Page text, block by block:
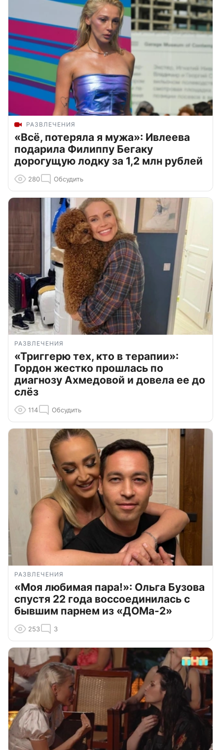
РАЗВЛЕЧЕНИЯ
«Всё, потеряла я мужа»: Ивлеева
подарила Филиппу Бегаку
дорогущую лодку за 1,2 млн рублей
280 Обсудить
РАЗВЛЕЧЕНИЯ
«Триггерю тех, кто в терапии»:
Гордон жестко прошлась по
диагнозу Ахмедовой и довела ее до
слёз
114 Обсудить
РАЗВЛЕЧЕНИЯ
«Моя любимая пара!»: Ольга Бузова
спустя 22 года воссоединилась с
бывшим парнем из «ДОМа-2»
253 3